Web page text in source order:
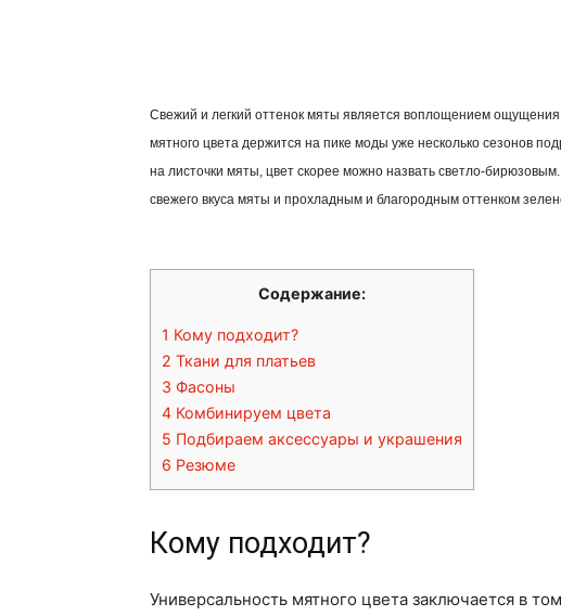
Свежий и легкий оттенок мяты является воплощением
мятного цвета держится на пике моды уже несколько сезонов
на листочки мяты, цвет скорее можно назвать светло-
свежего вкуса мяты и прохладным и благородным оттенком
Содержание:
1 Кому подходит?
2 Ткани для платьев
3 Фасоны
4 Комбинируем цвета
5 Подбираем аксессуары и украшения
6 Резюме
Кому подходит?
Универсальность мятного цвета заключается в